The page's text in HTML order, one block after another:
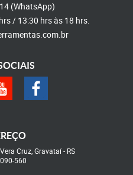
(WhatsApp)
/ 13:30 hrs às 18 hrs.
Vera Cruz, Gravataí- RS
560